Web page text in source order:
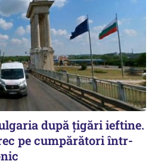
după țigări ieftine.
pe cumpărători într-